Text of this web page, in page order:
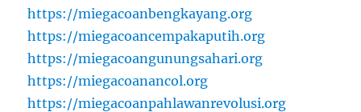
https://miegacoanbengkayang.org
https://miegacoancempakaputih.org
https://miegacoangunungsahari.org
https://miegacoanancol.org
https://miegacoanpahlawanrevolusi.org